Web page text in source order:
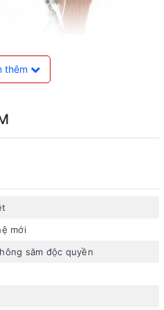
CICI Vintage
ngũ kỹ sư Italia
mặt trên Thế giới từ năm
và là một trong những
nhất Châu Á. Được thiết kế
thêm
mới
săm độc quyền